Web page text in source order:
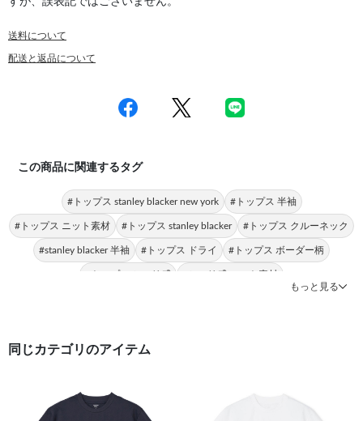
送料について
配送と返品について
この商品に関連するタグ
#トップス stanley blacker new york #トップス 半袖
#トップス ニット素材 #トップス stanley blacker #トップス クルーネック
#stanley blacker 半袖 #トップス ドライ #トップス ボーダー柄
#トップス シャリ感
#シャリ感 ニット素材
もっと見る
同じカテゴリのアイテム